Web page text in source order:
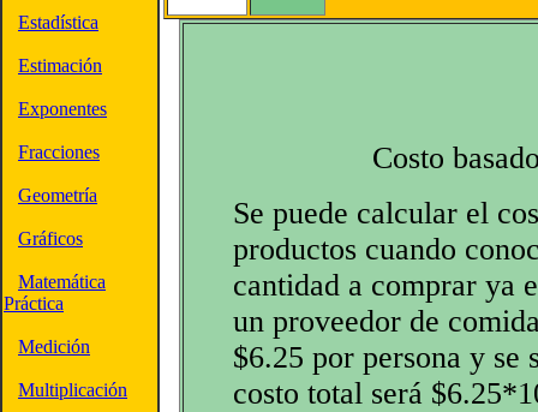
Estadística
Estimación
Exponentes
Fracciones
Geometría
Gráficos
Matemática
Práctica
Medición
Multiplicación
Costo
Se puede calcular el
productos cuando
cantidad a comprar ya
un proveedor de
$6.25 por persona y se
costo total será